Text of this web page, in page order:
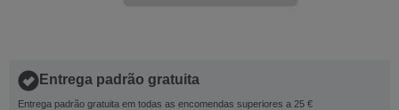
Entrega padrão gratuita
Entrega padrão gratuita em todas as encomendas superiores a 25 €